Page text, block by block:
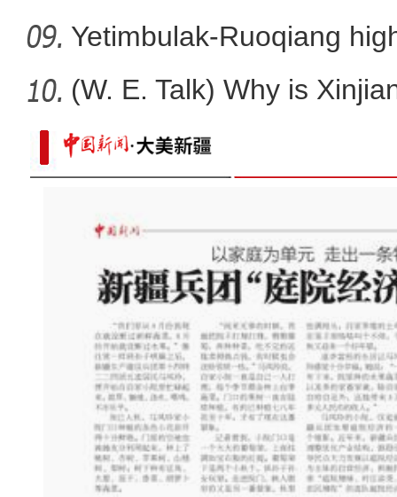
新疆昭苏为50多万只羊实
Yetimbulak-Ruoqiang
ope
(W. E. Talk) Why is